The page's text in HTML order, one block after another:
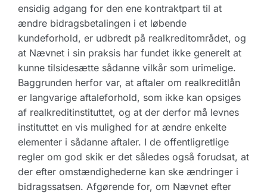
ensidig adgang for den ene kontraktpart til at
ændre bidragsbetalingen i et løbende
kundeforhold, er udbredt på realkreditområdet, og
at Nævnet i sin praksis har fundet ikke generelt at
kunne tilsidesætte sådanne vilkår som urimelige.
Baggrunden herfor var, at aftaler om realkreditlån
er langvarige aftaleforhold, som ikke kan opsiges
af realkreditinstituttet, og at der derfor må levnes
instituttet en vis mulighed for at ændre enkelte
elementer i sådanne aftaler. I de offentligretlige
regler om god skik er det således også forudsat, at
der efter omstændighederne kan ske ændringer i
bidragssatsen. Afgørende for, om Nævnet efter